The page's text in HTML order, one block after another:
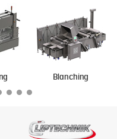
Blanching